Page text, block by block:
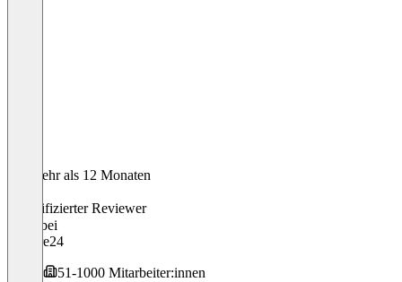
Vor mehr als 12 Monaten
Verifizierter Reviewer
bei
Fitstore24
51-1000 Mitarbeiter:innen